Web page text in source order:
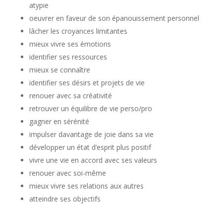
atypie
oeuvrer en faveur de son épanouissement personnel
lâcher les croyances limitantes
mieux vivre ses émotions
identifier ses ressources
mieux se connaître
identifier ses désirs et projets de vie
renouer avec sa créativité
retrouver un équilibre de vie perso/pro
gagner en sérénité
impulser davantage de joie dans sa vie
développer un état d’esprit plus positif
vivre une vie en accord avec ses valeurs
renouer avec soi-même
mieux vivre ses relations aux autres
atteindre ses objectifs